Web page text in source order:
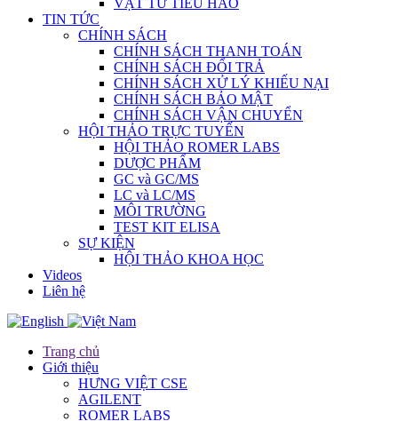
VẬT TƯ TIÊU HAO
TIN TỨC
CHÍNH SÁCH
CHÍNH SÁCH THANH TOÁN
CHÍNH SÁCH ĐỔI TRẢ
CHÍNH SÁCH XỬ LÝ KHIẾU NẠI
CHÍNH SÁCH BẢO MẬT
CHÍNH SÁCH VẬN CHUYỂN
HỘI THẢO TRỰC TUYẾN
HỘI THẢO ROMER LABS
DƯỢC PHẨM
GC và GC/MS
LC và LC/MS
MÔI TRƯỜNG
TEST KIT ELISA
SỰ KIỆN
HỘI THẢO KHOA HỌC
Videos
Liên hệ
Trang chủ
Giới thiệu
HƯNG VIỆT CSE
AGILENT
ROMER LABS